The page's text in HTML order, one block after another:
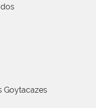
Goytacazes